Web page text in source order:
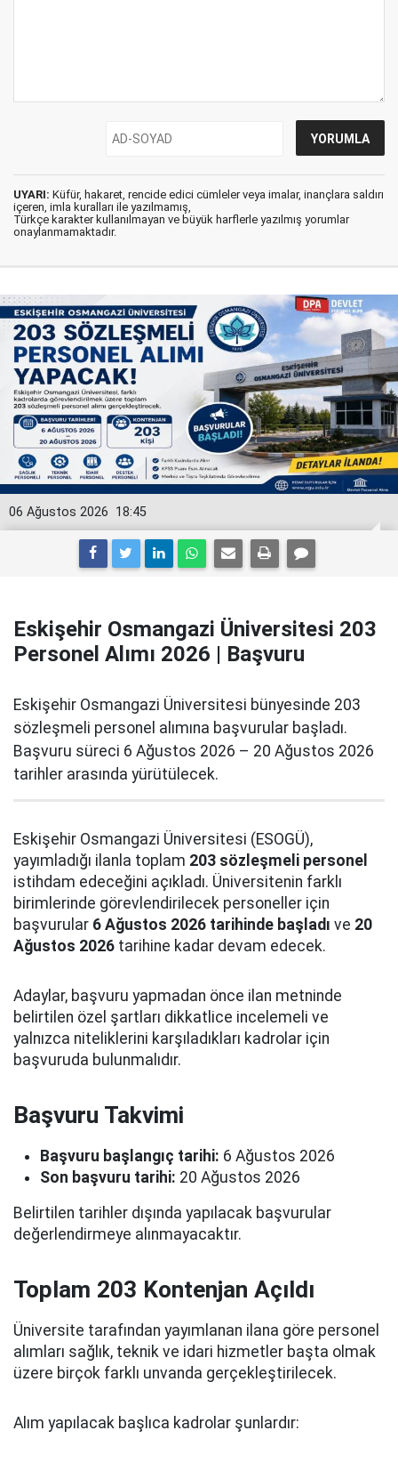
UYARI: Küfür, hakaret, rencide edici cümleler veya imalar, inançlara saldırı
içeren, imla kuralları ile yazılmamış,
Türkçe karakter kullanılmayan ve büyük harflerle yazılmış yorumlar
onaylanmamaktadır.
18:45
06 Ağustos 2026
Eskişehir Osmangazi Üniversitesi 203
Personel Alımı 2026 | Başvuru
Eskişehir Osmangazi Üniversitesi bünyesinde 203
sözleşmeli personel alımına başvurular başladı.
Başvuru süreci 6 Ağustos 2026 – 20 Ağustos 2026
tarihler arasında yürütülecek.
Eskişehir Osmangazi Üniversitesi (ESOGÜ),
yayımladığı ilanla toplam 203 sözleşmeli personel
istihdam edeceğini açıkladı. Üniversitenin farklı
birimlerinde görevlendirilecek personeller için
başvurular 6 Ağustos 2026 tarihinde başladı ve 20
Ağustos 2026 tarihine kadar devam edecek.
Adaylar, başvuru yapmadan önce ilan metninde
belirtilen özel şartları dikkatlice incelemeli ve
yalnızca niteliklerini karşıladıkları kadrolar için
başvuruda bulunmalıdır.
Başvuru Takvimi
Başvuru başlangıç tarihi: 6 Ağustos 2026
Son başvuru tarihi: 20 Ağustos 2026
Belirtilen tarihler dışında yapılacak başvurular
değerlendirmeye alınmayacaktır.
Toplam 203 Kontenjan Açıldı
Üniversite tarafından yayımlanan ilana göre personel
alımları sağlık, teknik ve idari hizmetler başta olmak
üzere birçok farklı unvanda gerçekleştirilecek.
Alım yapılacak başlıca kadrolar şunlardır: